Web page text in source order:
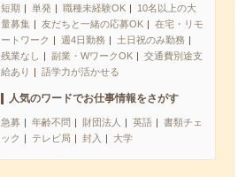
短期 単発 職種未経験OK
10名以上の大
量募集
友だちと一緒の応募OK
在宅・リモ
ートワーク
週4日勤務
土日祝のみ勤務
残業なし
副業・WワークOK
交通費別途支
給あり
語学力が活かせる
人気のワードでお仕事情報をさがす
急募 年齢不問 財団法人 英語
書類チェ
ック
テレビ局 封入 大学